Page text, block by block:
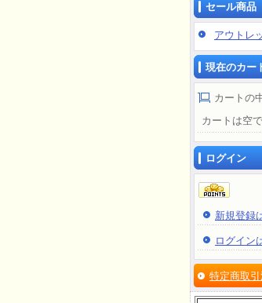
セール商品
アウトレ
現在のカー
カートの
カートは空で
ログイン
新規登録
ログイン
特定商取